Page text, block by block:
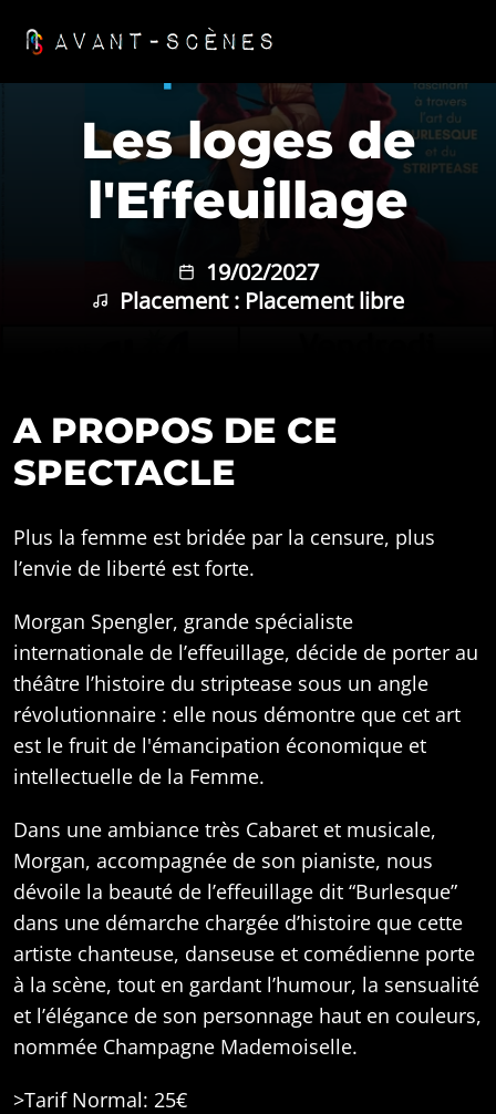
Les loges de
l'Effeuillage
19/02/2027
Placement : Placement libre
A PROPOS DE CE
SPECTACLE
Plus la femme est bridée par la censure, plus
l’envie de liberté est forte.
Morgan Spengler, grande spécialiste
internationale de l’effeuillage, décide de porter au
théâtre l’histoire du striptease sous un angle
révolutionnaire : elle nous démontre que cet art
est le fruit de l'émancipation économique et
intellectuelle de la Femme.
Dans une ambiance très Cabaret et musicale,
Morgan, accompagnée de son pianiste, nous
dévoile la beauté de l’effeuillage dit “Burlesque”
dans une démarche chargée d’histoire que cette
artiste chanteuse, danseuse et comédienne porte
à la scène, tout en gardant l’humour, la sensualité
et l’élégance de son personnage haut en couleurs,
nommée Champagne Mademoiselle.
>Tarif Normal: 25€